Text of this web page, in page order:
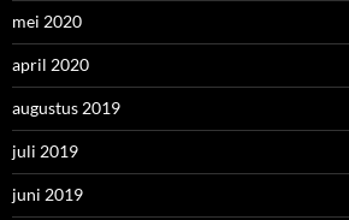
mei 2020
april 2020
augustus 2019
juli 2019
juni 2019